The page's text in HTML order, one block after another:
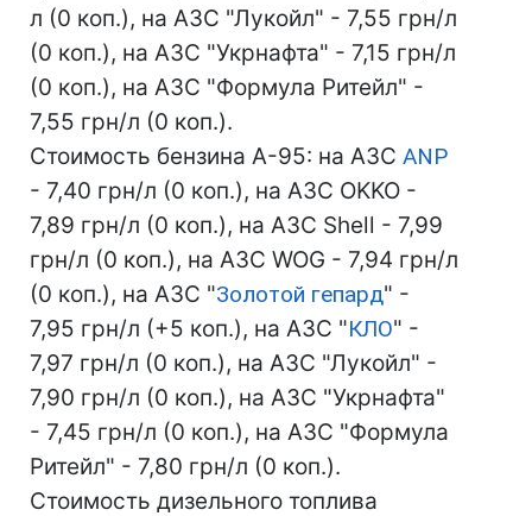
л (0 коп.), на АЗС "Лукойл" - 7,55 грн/л
(0 коп.), на АЗС "Укрнафта" - 7,15 грн/л
(0 коп.), на АЗС "Формула Ритейл" -
7,55 грн/л (0 коп.).
Стоимость бензина А-95: на АЗС ANP
- 7,40 грн/л (0 коп.), на АЗС OKKO -
7,89 грн/л (0 коп.), на АЗС Shell - 7,99
грн/л (0 коп.), на АЗС WOG - 7,94 грн/л
(0 коп.), на АЗС "Золотой гепард" -
7,95 грн/л (+5 коп.), на АЗС "КЛО" -
7,97 грн/л (0 коп.), на АЗС "Лукойл" -
7,90 грн/л (0 коп.), на АЗС "Укрнафта"
- 7,45 грн/л (0 коп.), на АЗС "Формула
Ритейл" - 7,80 грн/л (0 коп.).
Стоимость дизельного топлива